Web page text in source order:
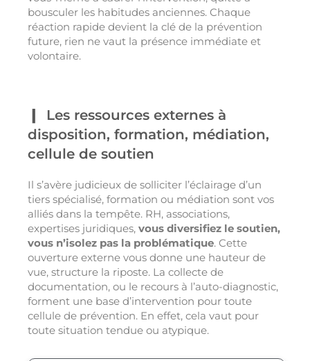
bousculer les habitudes anciennes. Chaque
réaction rapide devient la clé de la prévention
future, rien ne vaut la présence immédiate et
volontaire.
Les ressources externes à
disposition, formation, médiation,
cellule de soutien
Il s’avère judicieux de solliciter l’éclairage d’un
tiers spécialisé, formation ou médiation sont vos
alliés dans la tempête. RH, associations,
expertises juridiques, vous diversifiez le soutien,
vous n’isolez pas la problématique. Cette
ouverture externe vous donne une hauteur de
vue, structure la riposte. La collecte de
documentation, ou le recours à l’auto-diagnostic,
forment une base d’intervention pour toute
cellule de prévention. En effet, cela vaut pour
toute situation tendue ou atypique.